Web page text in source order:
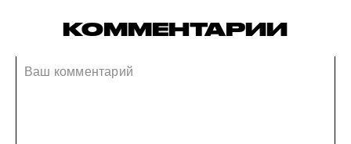
КОММЕНТАРИИ